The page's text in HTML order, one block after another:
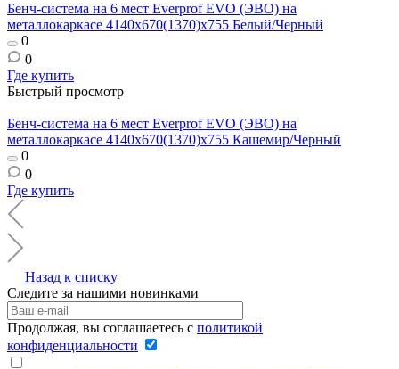
Бенч-система на 6 мест Everprof EVO (ЭВО) на
металлокаркасе 4140х670(1370)x755 Белый/Черный
0
0
Где купить
Быстрый просмотр
Бенч-система на 6 мест Everprof EVO (ЭВО) на
металлокаркасе 4140х670(1370)x755 Кашемир/Черный
0
0
Где купить
Назад к списку
Следите за нашими новинками
Продолжая, вы соглашаетесь с политикой
конфиденциальности